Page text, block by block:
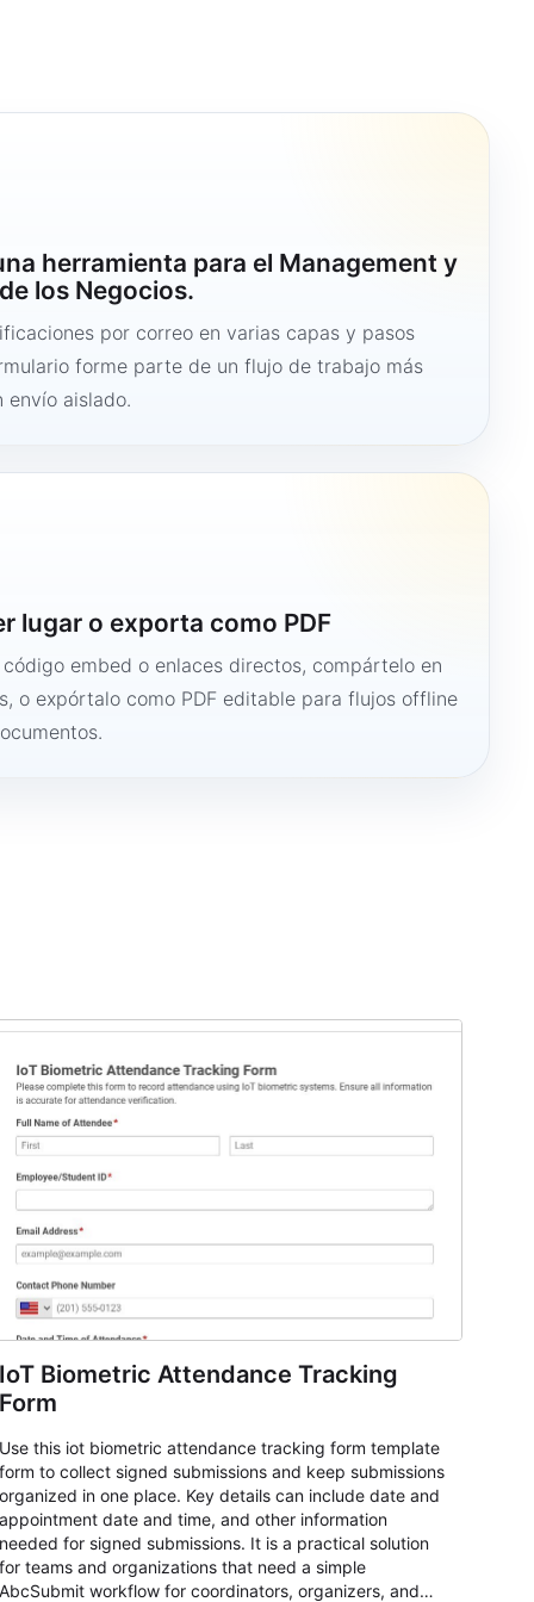
herramienta para el Management y
los Negocios.
por correo en varias capas y pasos
forme parte de un flujo de trabajo más
envío aislado.
lugar o exporta como PDF
embed o enlaces directos, compártelo en
o expórtalo como PDF editable para flujos offline
IoT Biometric Attendance Tracking
Form
Use this iot biometric attendance tracking form template
form to collect signed submissions and keep submissions
organized in one place. Key details can include date and
appointment date and time, and other information
needed for signed submissions. It is a practical solution
for teams and organizations that need a simple
AbcSubmit workflow for coordinators, organizers, and